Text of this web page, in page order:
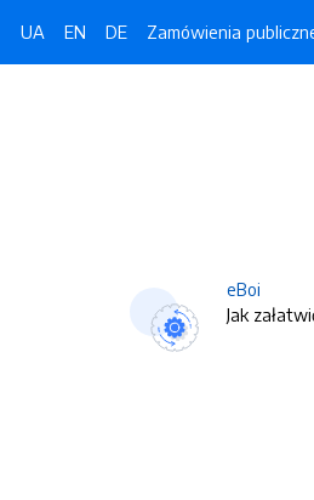
UA EN DE Zamówienia
eBoi
Jak